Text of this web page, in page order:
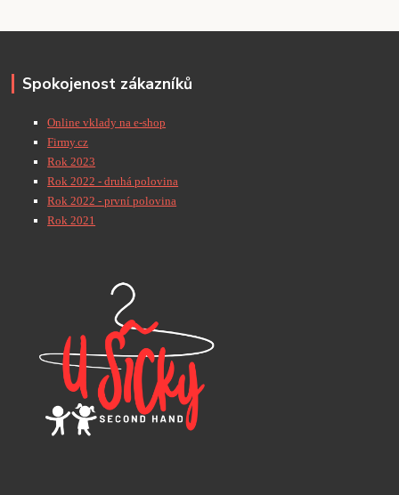
Spokojenost zákazníků
Online vklady na e-shop
Firmy.cz
Rok 2023
Rok 2022 - druhá polovina
Rok 2022 - první polovina
Rok 2021